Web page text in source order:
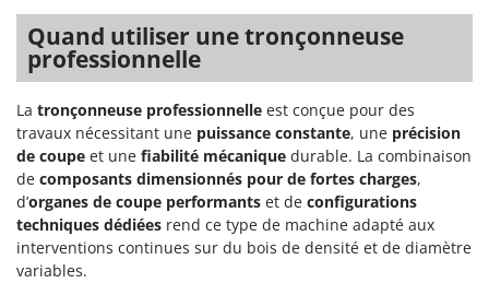
Quand utiliser une tronçonneuse
professionnelle
La tronçonneuse professionnelle est conçue pour des
travaux nécessitant une puissance constante, une précision
de coupe et une fiabilité mécanique durable. La combinaison
de composants dimensionnés pour de fortes charges,
d’organes de coupe performants et de configurations
techniques dédiées rend ce type de machine adapté aux
interventions continues sur du bois de densité et de diamètre
variables.